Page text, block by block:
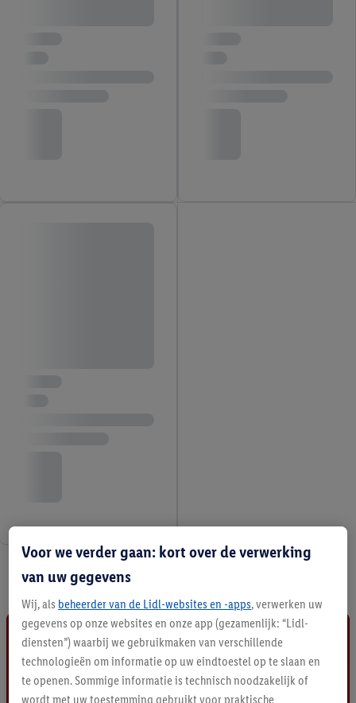
Voor we verder gaan: kort over de verwerking
van uw gegevens
Wij, als beheerder van de Lidl-websites en -apps, verwerken uw
gegevens op onze websites en onze app (gezamenlijk: “Lidl-
diensten”) waarbij we gebruikmaken van verschillende
technologieën om informatie op uw eindtoestel op te slaan en
te openen. Sommige informatie is technisch noodzakelijk of
wordt met uw toestemming gebruikt voor praktische